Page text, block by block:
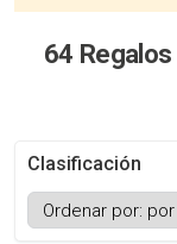
64
Clasificación